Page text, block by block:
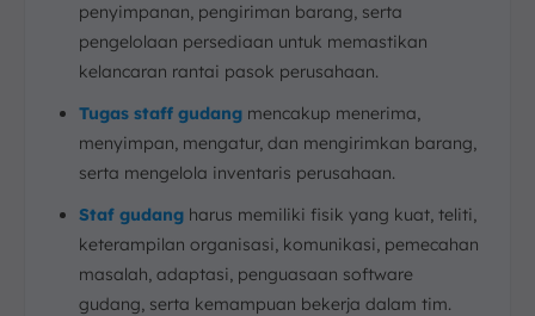
penyimpanan, pengiriman barang, serta
pengelolaan persediaan untuk memastikan
kelancaran rantai pasok perusahaan.
Tugas staff gudang mencakup menerima,
menyimpan, mengatur, dan mengirimkan barang,
serta mengelola inventaris perusahaan.
Staf gudang harus memiliki fisik yang kuat, teliti,
keterampilan organisasi, komunikasi, pemecahan
masalah, adaptasi, penguasaan software
gudang, serta kemampuan bekerja dalam tim.